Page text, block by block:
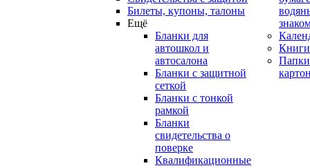
Билеты, купоны, талоны
Ещё
Бланки для
автошкол и
автосалона
Бланки с защитной
сеткой
Бланки с тонкой
рамкой
Бланки
свидетельства о
поверке
Квалификационные
Книги
Папки